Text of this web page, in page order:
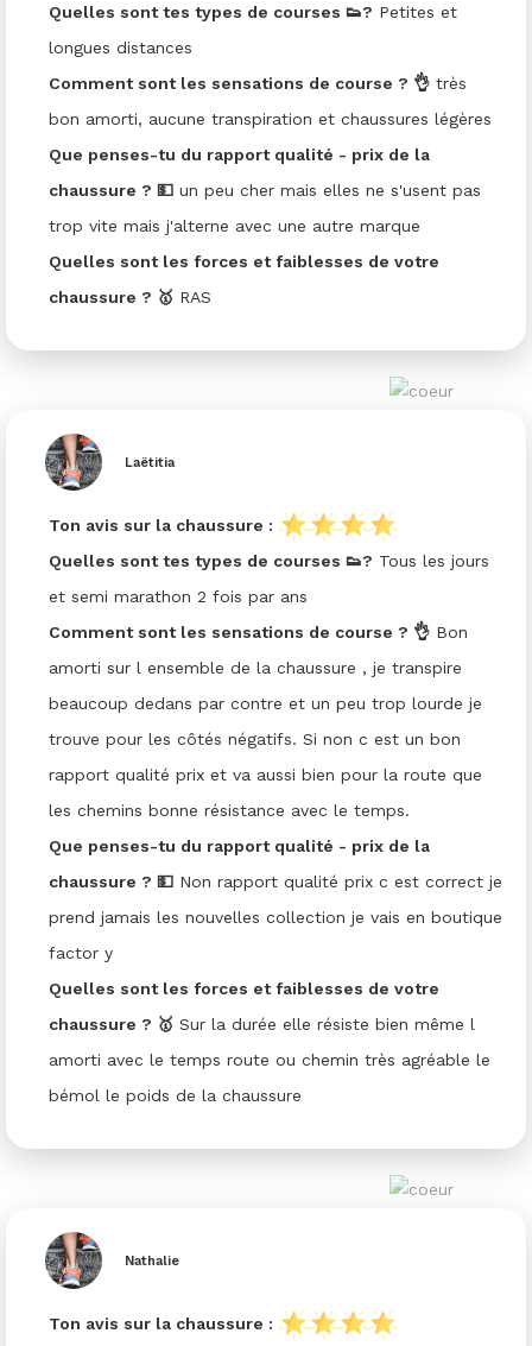
Quelles sont tes types de courses 👟? Petites et
longues distances
Comment sont les sensations de course ? 👌très
bon amorti, aucune transpiration et chaussures légères
Que penses-tu du rapport qualité - prix de la
chaussure ? 💵un peu cher mais elles ne s'usent pas
trop vite mais j'alterne avec une autre marque
Quelles sont les forces et faiblesses de votre
chaussure ? 🥇 RAS
Laëtitia
Ton avis sur la chaussure :
Quelles sont tes types de courses 👟? Tous les jours
et semi marathon 2 fois par ans
Comment sont les sensations de course ? 👌Bon
amorti sur l ensemble de la chaussure , je transpire
beaucoup dedans par contre et un peu trop lourde je
trouve pour les côtés négatifs. Si non c est un bon
rapport qualité prix et va aussi bien pour la route que
les chemins bonne résistance avec le temps.
Que penses-tu du rapport qualité - prix de la
chaussure ? 💵Non rapport qualité prix c est correct je
prend jamais les nouvelles collection je vais en boutique
factor y
Quelles sont les forces et faiblesses de votre
chaussure ? 🥇 Sur la durée elle résiste bien même l
amorti avec le temps route ou chemin très agréable le
bémol le poids de la chaussure
Nathalie
Ton avis sur la chaussure :